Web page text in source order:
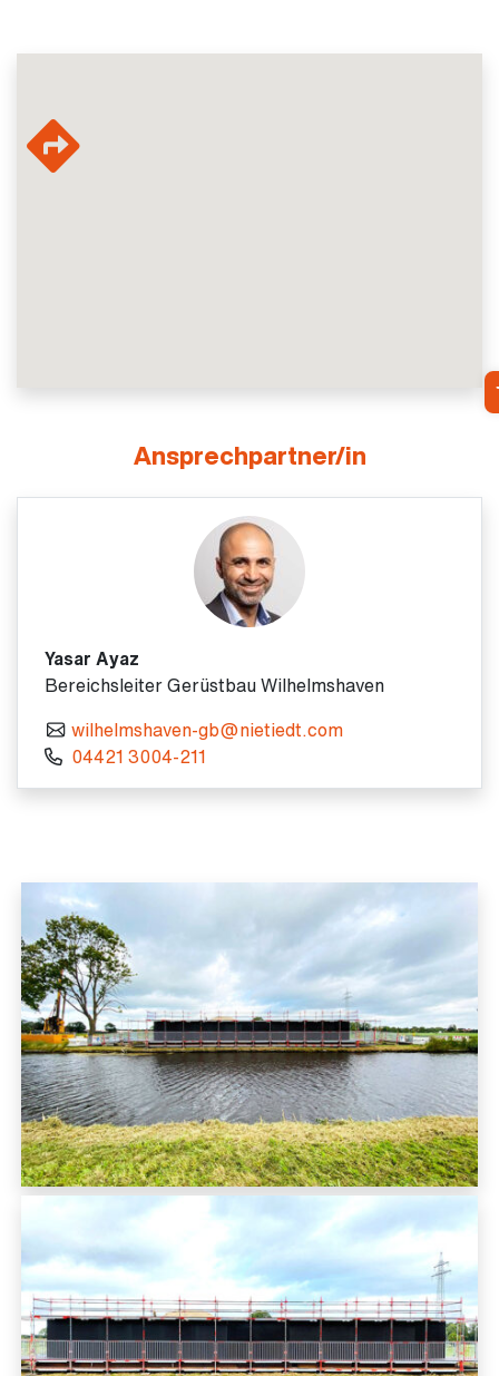
Ansprechpartner/in
Yasar Ayaz
Bereichsleiter Gerüstbau Wilhelmshaven
wilhelmshaven-gb@nietiedt.com
04421 3004-211